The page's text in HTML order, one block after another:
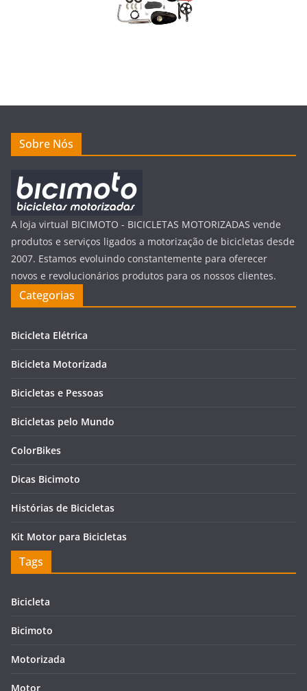
Sobre Nós
A loja virtual BICIMOTO - BICICLETAS MOTORIZADAS vende
produtos e serviços ligados a motorização de bicicletas desde
2007. Estamos evoluindo constantemente para oferecer
novos e revolucionários produtos para os nossos clientes.
Categorias
Bicicleta Elétrica
Bicicleta Motorizada
Bicicletas e Pessoas
Bicicletas pelo Mundo
ColorBikes
Dicas Bicimoto
Histórias de Bicicletas
Kit Motor para Bicicletas
Tags
Bicicleta
Bicimoto
Motorizada
Motor